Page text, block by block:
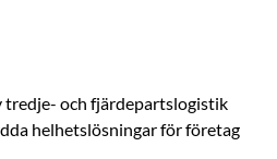
tredje- och fjärdepartslogistik
helhetslösningar för företag